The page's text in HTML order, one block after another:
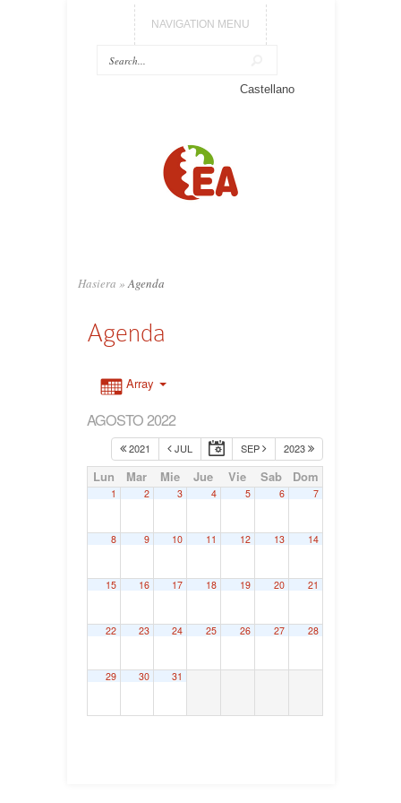
NAVIGATION MENU
Castellano
Hasiera » Agenda
Agenda
Array
AGOSTO 2022
2021 JUL SEP 2023
Lun Mar Mie Jue Vie Sab Dom
1 2 3 4 5 6 7
8 9 10 11 12 13 14
15 16 17 18 19 20 21
22 23 24 25 26 27 28
29 30 31